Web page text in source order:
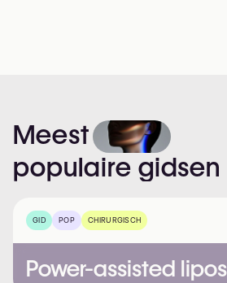
Meest
populaire gidsen
GID POP CHIRURGISCH
Power-assisted